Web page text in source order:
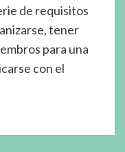
de requisitos
tener
para una
con el